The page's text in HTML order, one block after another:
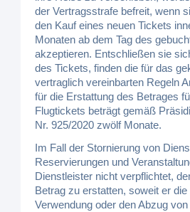
der Vertragsstrafe befreit, wenn
den Kauf eines neuen Tickets
Monaten ab dem Tag des
akzeptieren. Entschließen sie
des Tickets, finden die für das
vertraglich vereinbarten Regeln
für die Erstattung des Betrages
Flugtickets beträgt gemäß
Nr. 925/2020 zwölf Monate.
Im Fall der Stornierung von
Reservierungen und
Dienstleister nicht verpflichtet,
Betrag zu erstatten, soweit er
Verwendung oder den Abzug